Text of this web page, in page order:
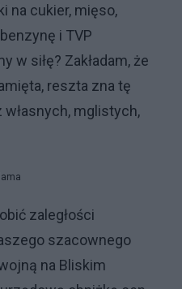
na cukier, mięso,
i TVP
w siłę? Zakładam, że
reszta zna tę
mglistych,
zaległości
szacownego
na Bliskim